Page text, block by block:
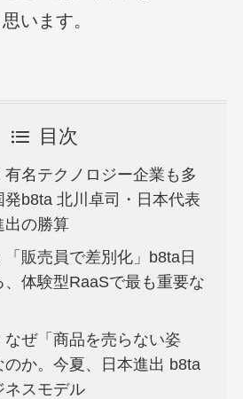
います。
目次
名テクノロジー企業も多
b8ta 北川卓司・日本代表
出の勝算
販売員で差別化」b8ta日
体験型RaaSで最も重要な
ぜ「商品を売らない姿
か。今夏、日本進出 b8ta
ネスモデル